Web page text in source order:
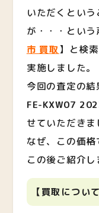
いただくとい
が・・・とい
市 買取 】と検
実施しました。
今回の査定の結
FE-KXW07
せていただきま
なぜ、この価
この後ご紹介し
【買取につい